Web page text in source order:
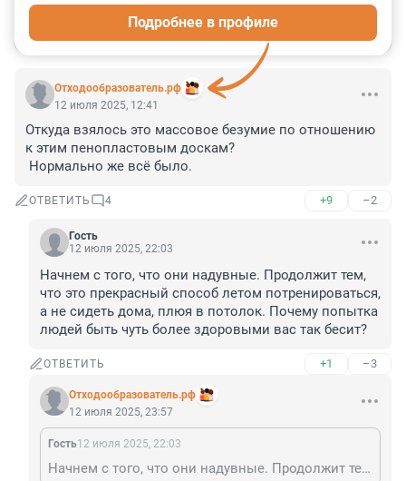
Отходообразователь.рф
Подробнее в профиле
12 июля 2025, 12:41
Откуда взялось это массовое безумие по отношению
к этим пенопластовым доскам?
Нормально же всё было.
ОТВЕТИТЬ 4 +9 –2
Гость
12 июля 2025, 22:03
Начнем с того, что они надувные. Продолжит тем,
что это прекрасный способ летом потренироваться,
а не сидеть дома, плюя в потолок. Почему попытка
людей быть чуть более здоровыми вас так бесит?
ОТВЕТИТЬ +1 –3
Отходообразователь.рф
12 июля 2025, 23:57
Гость12 июля 2025, 22:03
Начнем с того, что они надувные. Продолжит тем, что это прекрасный способ летом потренироваться, а не сидеть дома, плюя в потолок. Почему попытка людей быть чуть более здоровыми вас так бесит?